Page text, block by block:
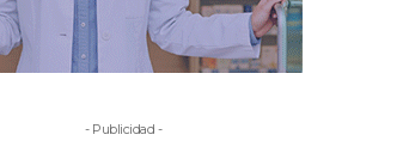
- Publicidad -